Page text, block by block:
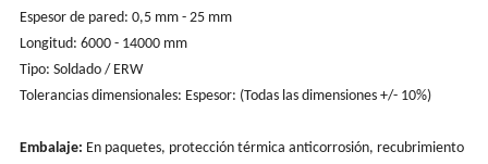
Espesor de pared: 0,5 mm - 25 mm
Longitud: 6000 - 14000 mm
Tipo: Soldado / ERW
Tolerancias dimensionales: Espesor: (Todas las dimensiones +/- 10%)
Embalaje: En paquetes, protección térmica anticorrosión, recubrimiento